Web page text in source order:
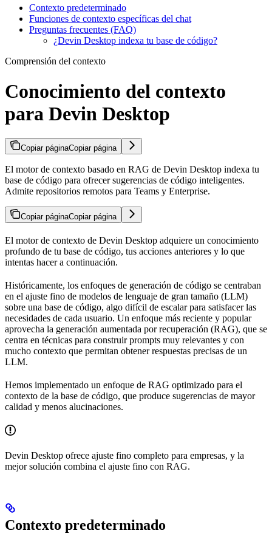
Contexto predeterminado
Funciones de contexto específicas del chat
Preguntas frecuentes (FAQ)
¿Devin Desktop indexa tu base de código?
Comprensión del contexto
Conocimiento del contexto
para Devin Desktop
Copiar páginaCopiar página
El motor de contexto basado en RAG de Devin Desktop indexa tu
base de código para ofrecer sugerencias de código inteligentes.
Admite repositorios remotos para Teams y Enterprise.
Copiar páginaCopiar página
El motor de contexto de Devin Desktop adquiere un conocimiento
profundo de tu base de código, tus acciones anteriores y lo que
intentas hacer a continuación.
Históricamente, los enfoques de generación de código se centraban
en el ajuste fino de modelos de lenguaje de gran tamaño (LLM)
sobre una base de código, algo difícil de escalar para satisfacer las
necesidades de cada usuario. Un enfoque más reciente y popular
aprovecha la generación aumentada por recuperación (RAG), que se
centra en técnicas para construir prompts muy relevantes y con
mucho contexto que permitan obtener respuestas precisas de un
LLM.
Hemos implementado un enfoque de RAG optimizado para el
contexto de la base de código, que produce sugerencias de mayor
calidad y menos alucinaciones.
Devin Desktop ofrece ajuste fino completo para empresas, y la
mejor solución combina el ajuste fino con RAG.
Contexto predeterminado